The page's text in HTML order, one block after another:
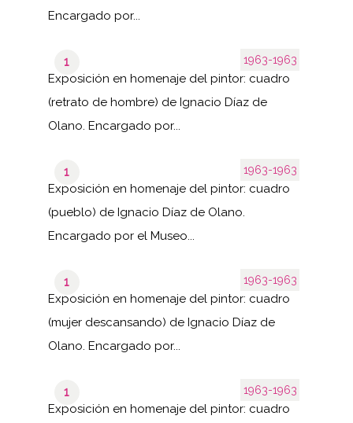
Encargado por...
1963-1963
1
Exposición en homenaje del pintor: cuadro
(retrato de hombre) de Ignacio Díaz de
Olano. Encargado por...
1963-1963
1
Exposición en homenaje del pintor: cuadro
(pueblo) de Ignacio Díaz de Olano.
Encargado por el Museo...
1963-1963
1
Exposición en homenaje del pintor: cuadro
(mujer descansando) de Ignacio Díaz de
Olano. Encargado por...
1963-1963
1
Exposición en homenaje del pintor: cuadro